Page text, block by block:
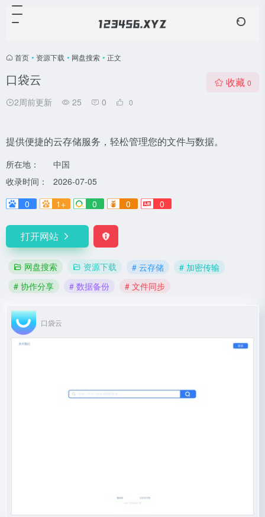
首页 • 资源下载 • 网盘搜索 • 正文
口袋云
2周前更新 25 0 0
收藏 0
提供便捷的云存储服务，轻松管理您的文件与数据。
所在地：
中国
收录时间：
2026-07-05
0
1+ 0 0 0
打开网站
网盘搜索 资源下载 # 云存储
# 加密传输
# 协作分享
# 数据备份 # 文件同步
口袋云